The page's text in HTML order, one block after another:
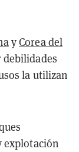
yCorea del
la utilizan
explotación